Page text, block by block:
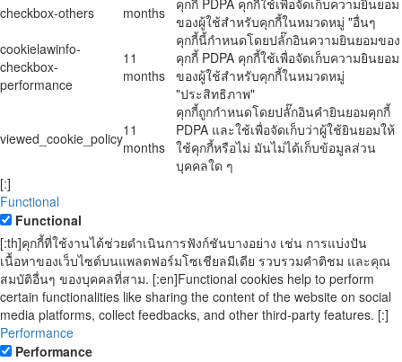
checkbox-others
months
คุกกี้ PDPA คุกกี้ใช้เพื่อจัดเก็บความยินยอม
ของผู้ใช้สำหรับคุกกี้ในหมวดหมู่ "อื่นๆ
cookielawinfo-
checkbox-
performance
11
months
คุกกี้นี้กำหนดโดยปลั๊กอินความยินยอมของ
คุกกี้ PDPA คุกกี้ใช้เพื่อจัดเก็บความยินยอม
ของผู้ใช้สำหรับคุกกี้ในหมวดหมู่
"ประสิทธิภาพ"
viewed_cookie_policy11
months
คุกกี้ถูกกำหนดโดยปลั๊กอินคำยินยอมคุกกี้
PDPA และใช้เพื่อจัดเก็บว่าผู้ใช้ยินยอมให้
ใช้คุกกี้หรือไม่ มันไม่ได้เก็บข้อมูลส่วน
บุคคลใด ๆ
[:]
Functional
Functional
[:th]คุกกี้ที่ใช้งานได้ช่วยดำเนินการฟังก์ชันบางอย่าง เช่น การแบ่งปัน
เนื้อหาของเว็บไซต์บนแพลตฟอร์มโซเชียลมีเดีย รวบรวมคำติชม และคุณ
สมบัติอื่นๆ ของบุคคลที่สาม. [:en]Functional cookies help to perform
certain functionalities like sharing the content of the website on social
media platforms, collect feedbacks, and other third-party features. [:]
Performance
Performance